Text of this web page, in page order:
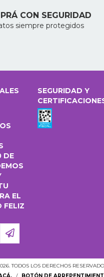
CON SEGURIDAD
siempre protegidos
DE
EL
FELIZ
SEGURIDAD Y
TODOS LOS DERECHOS